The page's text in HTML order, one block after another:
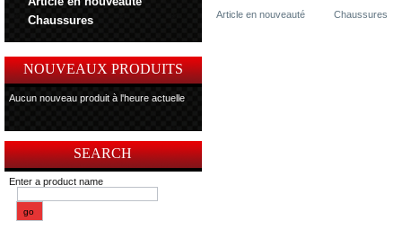
Chaussures
NOUVEAUX PRODUITS
Aucun nouveau produit à l'heure actuelle
SEARCH
Enter a product name
Article en nouveauté Chaussures